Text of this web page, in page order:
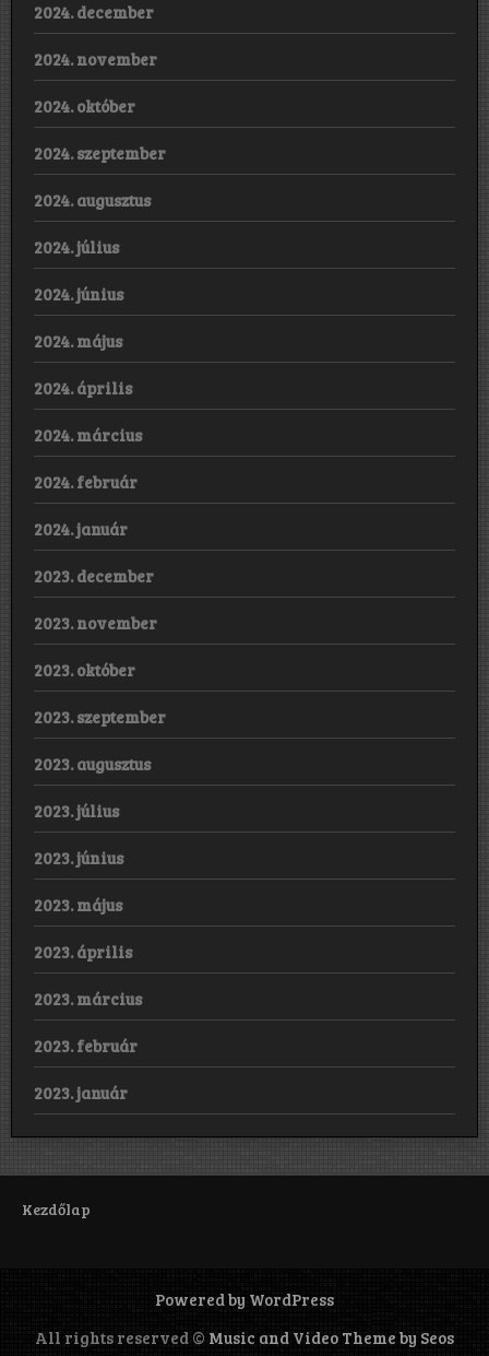
2024. december
2024. november
2024. október
2024. szeptember
2024. augusztus
2024. július
2024. június
2024. május
2024. április
2024. március
2024. február
2024. január
2023. december
2023. november
2023. október
2023. szeptember
2023. augusztus
2023. július
2023. június
2023. május
2023. április
2023. március
2023. február
2023. január
Kezdőlap
Powered by WordPress
All rights reserved © Music and Video Theme by Seos